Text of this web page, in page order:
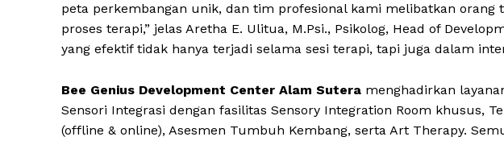
peta perkembangan unik, dan tim profesional kami melibatkan orang
proses terapi,” jelas Aretha E. Ulitua, M.Psi., Psikolog, Head of
yang efektif tidak hanya terjadi selama sesi terapi, tapi juga dalam
Bee Genius Development Center Alam Sutera menghadirkan
Sensori Integrasi dengan fasilitas Sensory Integration Room khusus,
(offline & online), Asesmen Tumbuh Kembang, serta Art Therapy.